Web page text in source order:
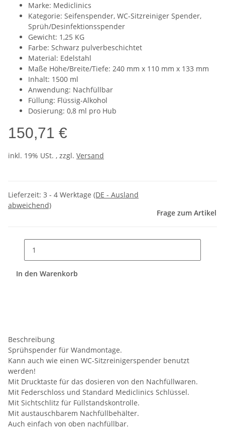
Marke: Mediclinics
Kategorie: Seifenspender, WC-Sitzreiniger Spender,
Sprüh/Desinfektionsspender
Gewicht: 1,25 KG
Farbe: Schwarz pulverbeschichtet
Material: Edelstahl
Maße Höhe/Breite/Tiefe: 240 mm x 110 mm x 133 mm
Inhalt: 1500 ml
Anwendung: Nachfüllbar
Füllung: Flüssig-Alkohol
Dosierung: 0,8 ml pro Hub
150,71 €
inkl. 19% USt. , zzgl. Versand
Lieferzeit: 3 - 4 Werktage (DE - Ausland
abweichend)
Frage zum Artikel
In den Warenkorb
Beschreibung
Sprühspender für Wandmontage.
Kann auch wie einen WC-Sitzreinigerspender benutzt
werden!
Mit Drucktaste für das dosieren von den Nachfüllwaren.
Mit Federschloss und Standard Mediclinics Schlüssel.
Mit Sichtschlitz für Füllstandskontrolle.
Mit austauschbarem Nachfüllbehälter.
Auch einfach von oben nachfüllbar.